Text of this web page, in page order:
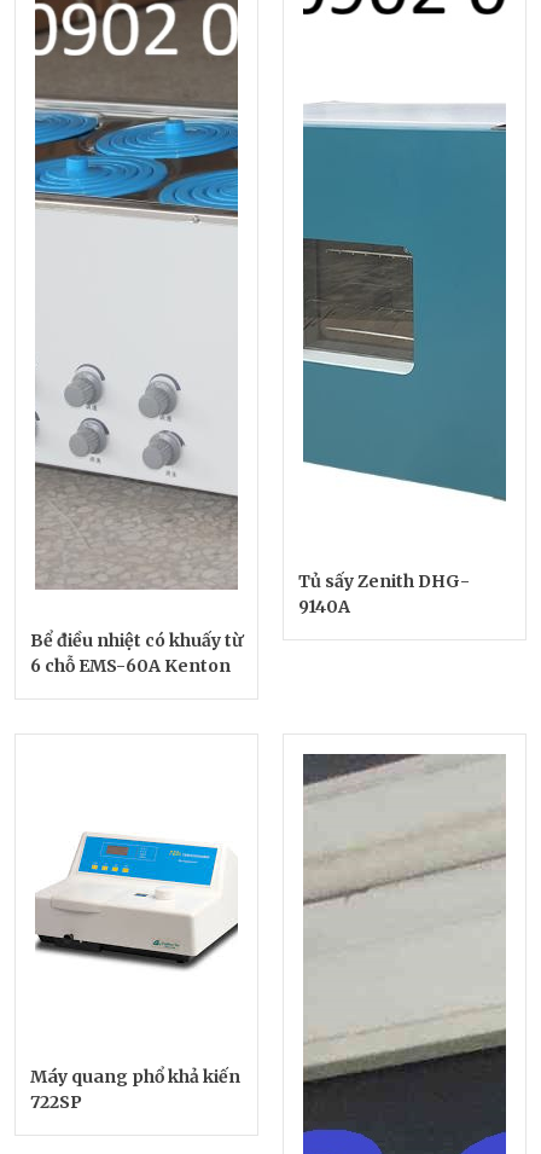
Bể điều nhiệt có khuấy từ
6 chỗ EMS-60A Kenton
Tủ sấy Zenith DHG-
9140A
Máy quang phổ khả kiến
722SP